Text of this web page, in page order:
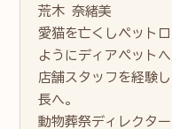
荒木 奈緒美
愛猫を亡くしペット
ようにディアペットへ
店舗スタッフを経験
長へ。
動物葬祭ディレクタ